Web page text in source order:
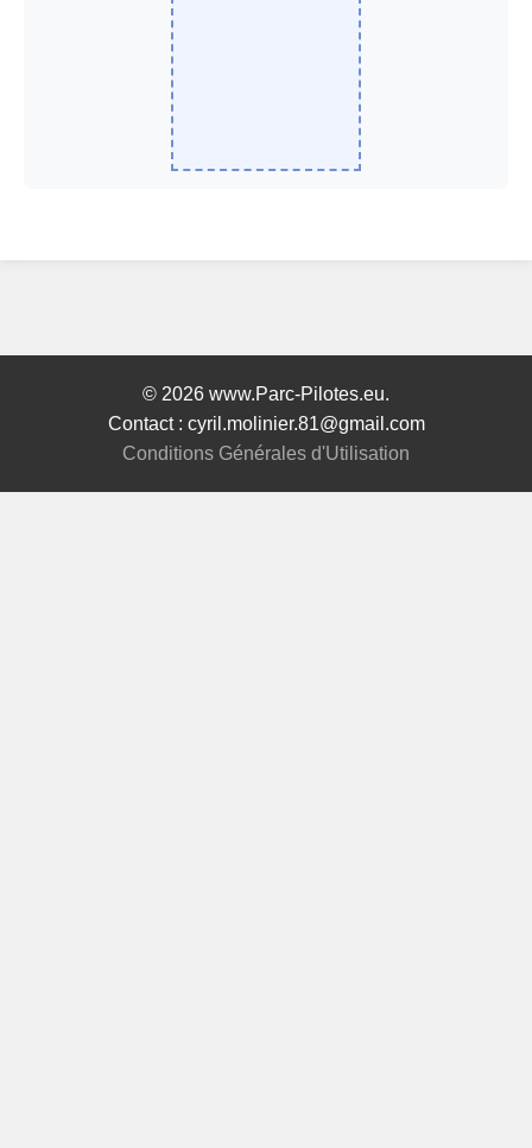
© 2026 www.Parc-Pilotes.eu.
Contact : cyril.molinier.81@gmail.com
Conditions Générales d'Utilisation